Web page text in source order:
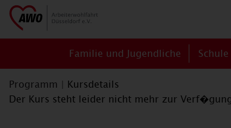
Familie und Jugendliche
Programm
Kursdetails
Der Kurs steht leider nicht mehr zur